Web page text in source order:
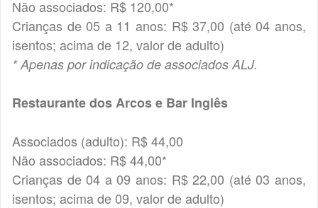
Não associados: R$ 120,00*
Crianças de 05 a 11 anos: R$ 37,00 (até 04 anos,
isentos; acima de 12, valor de adulto)
* Apenas por indicação de associados ALJ.
Restaurante dos Arcos e Bar Inglês
Associados (adulto): R$ 44,00
Não associados: R$ 44,00*
Crianças de 04 a 09 anos: R$ 22,00 (até 03 anos,
isentos; acima de 09, valor de adulto)